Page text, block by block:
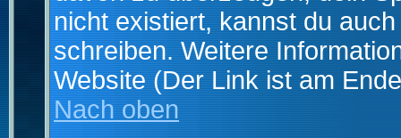
nicht existiert, kannst du
schreiben. Weitere
Website (Der Link ist am
Nach oben